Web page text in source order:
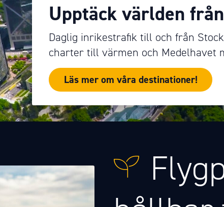
Upptäck världen
Daglig inrikestrafik till och från
charter till värmen och Medelhavet
Läs mer om våra destinationer!